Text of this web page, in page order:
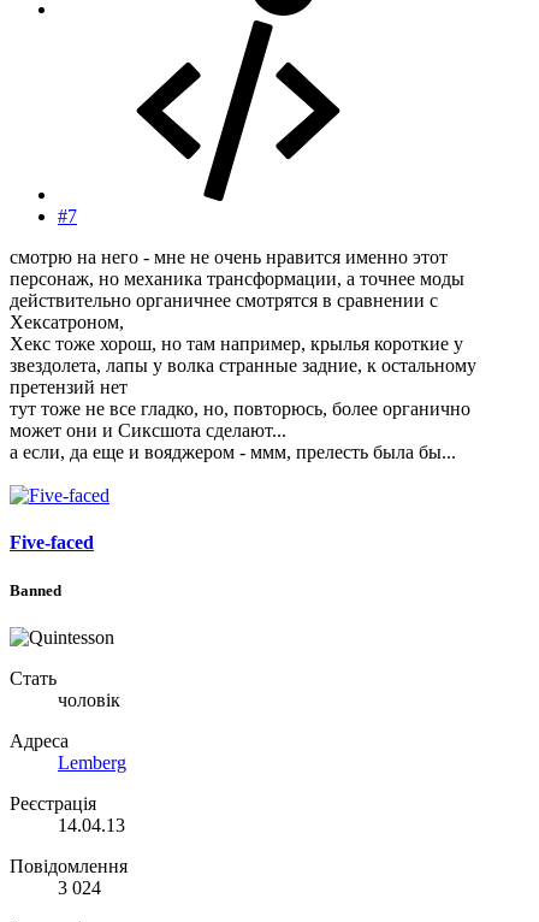
#7
смотрю на него - мне не очень нравится именно этот
персонаж, но механика трансформации, а точнее моды
действительно органичнее смотрятся в сравнении с
Хексатроном,
Хекс тоже хорош, но там например, крылья короткие у
звездолета, лапы у волка странные задние, к остальному
претензий нет
тут тоже не все гладко, но, повторюсь, более органично
может они и Сиксшота сделают...
а если, да еще и вояджером - ммм, прелесть была бы...
Five-faced
Banned
Стать
чоловік
Адреса
Lemberg
Реєстрація
14.04.13
Повідомлення
3 024